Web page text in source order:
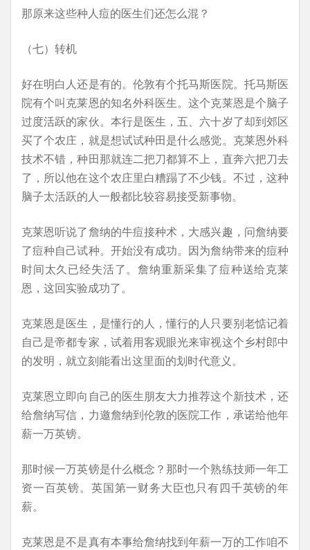
那原来这些种人痘的医生们还怎么混？
（七）转机
好在明白人还是有的。伦敦有个托马斯医院。托马斯医
院有个叫克莱恩的知名外科医生。这个克莱恩是个脑子
过度活跃的家伙。本行是医生，五、六十岁了却到郊区
买了个农庄，就是想试试种田是什么感觉。克莱恩外科
技术不错，种田那就连二把刀都算不上，直奔六把刀去
了，所以他在这个农庄里白糟蹋了不少钱。不过，这种
脑子太活跃的人一般都比较容易接受新事物。
克莱恩听说了詹纳的牛痘接种术，大感兴趣，问詹纳要
了痘种自己试种。开始没有成功。因为詹纳带来的痘种
时间太久已经失活了。詹纳重新采集了痘种送给克莱
恩，这回实验成功了。
克莱恩是医生，是懂行的人，懂行的人只要别老惦记着
自己是帝都专家，试着用客观眼光来审视这个乡村郎中
的发明，就立刻能看出这里面的划时代意义。
克莱恩立即向自己的医生朋友大力推荐这个新技术，还
给詹纳写信，力邀詹纳到伦敦的医院工作，承诺给他年
薪一万英镑。
那时候一万英镑是什么概念？那时一个熟练技师一年工
资一百英镑。英国第一财务大臣也只有四千英镑的年
薪。
克莱恩是不是真有本事给詹纳找到年薪一万的工作咱不